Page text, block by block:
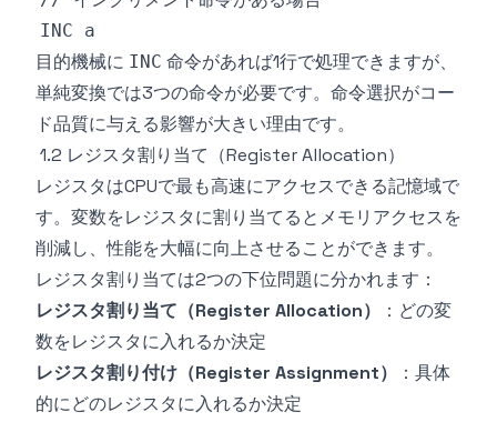
目的機械に INC 命令があれば1行で処理できますが、
単純変換では3つの命令が必要です。命令選択がコー
ド品質に与える影響が大きい理由です。
1.2 レジスタ割り当て（Register Allocation）
レジスタはCPUで最も高速にアクセスできる記憶域で
す。変数をレジスタに割り当てるとメモリアクセスを
削減し、性能を大幅に向上させることができます。
レジスタ割り当ては2つの下位問題に分かれます：
レジスタ割り当て（Register Allocation）
：どの変
数をレジスタに入れるか決定
レジスタ割り付け（Register Assignment）
：具体
的にどのレジスタに入れるか決定